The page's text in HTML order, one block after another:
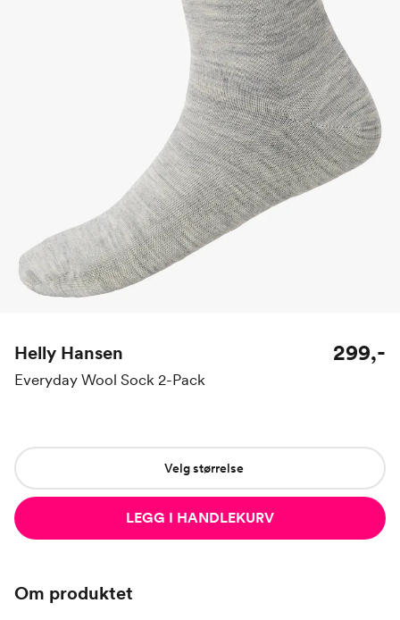
Helly Hansen
Everyday Wool Sock 2-Pack
299,-
Velg størrelse
LEGG I HANDLEKURV
Om produktet